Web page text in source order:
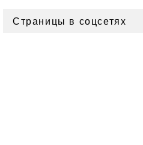
Страницы в соцсетях